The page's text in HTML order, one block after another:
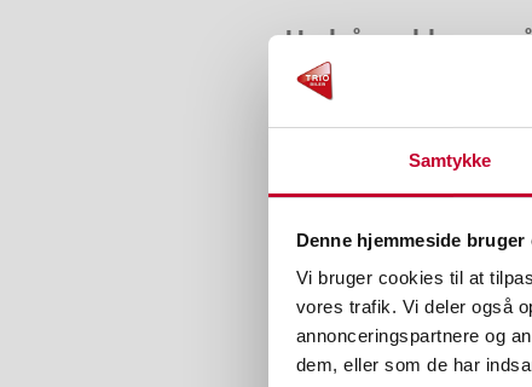
Samtykke
Denne hjemmeside bruger
Vi bruger cookies til at
vores trafik. Vi deler også
annonceringspartnere og
dem, eller som de har
Undgå problemer
Sommerferien nærmer sig, og
Vi anbefaler et
Et ferietjek kan blandt andet